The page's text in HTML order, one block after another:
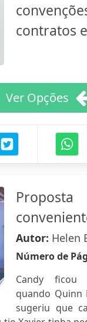
contratos
Ver Opções
Proposta
Autor: Helen
Número de
Candy ficou
quando Quinn
sugeriu que